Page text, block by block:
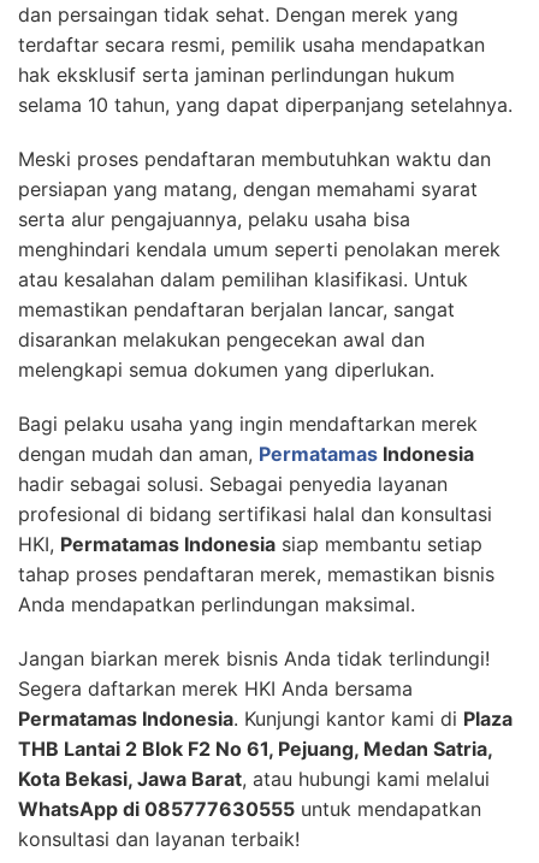
dan persaingan tidak sehat. Dengan merek yang
terdaftar secara resmi, pemilik usaha mendapatkan
hak eksklusif serta jaminan perlindungan hukum
selama 10 tahun, yang dapat diperpanjang setelahnya.
Meski proses pendaftaran membutuhkan waktu dan
persiapan yang matang, dengan memahami syarat
serta alur pengajuannya, pelaku usaha bisa
menghindari kendala umum seperti penolakan merek
atau kesalahan dalam pemilihan klasifikasi. Untuk
memastikan pendaftaran berjalan lancar, sangat
disarankan melakukan pengecekan awal dan
melengkapi semua dokumen yang diperlukan.
Bagi pelaku usaha yang ingin mendaftarkan merek
dengan mudah dan aman, Permatamas Indonesia
hadir sebagai solusi. Sebagai penyedia layanan
profesional di bidang sertifikasi halal dan konsultasi
HKI, Permatamas Indonesia siap membantu setiap
tahap proses pendaftaran merek, memastikan bisnis
Anda mendapatkan perlindungan maksimal.
Jangan biarkan merek bisnis Anda tidak terlindungi!
Segera daftarkan merek HKI Anda bersama
Permatamas Indonesia. Kunjungi kantor kami di Plaza
THB Lantai 2 Blok F2 No 61, Pejuang, Medan Satria,
Kota Bekasi, Jawa Barat, atau hubungi kami melalui
WhatsApp di 085777630555 untuk mendapatkan
konsultasi dan layanan terbaik!